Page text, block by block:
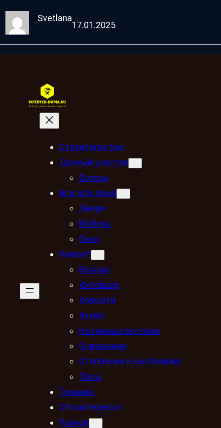
Svetlana
17.01.2025
Строительство
Дачный участок
Огород
Всё для дома
Двери
Мебель
Окна
Ремонт
Ванная
Интерьер
Комната
Кухня
Натяжные потолки
Освещение
Отопление и сантехника
Полы
Техника
Это интересно
Разное